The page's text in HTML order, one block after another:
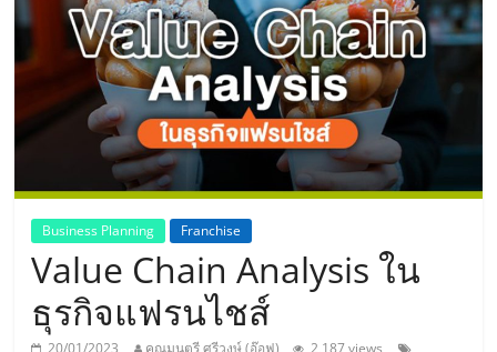
ประเทศไทย,
ThaiSMEsCenter,
รวม
ธุรกิจ
เอ
Business Planning Franchise
Value Chain Analysis ใน
ธุรกิจแฟรนไชส์